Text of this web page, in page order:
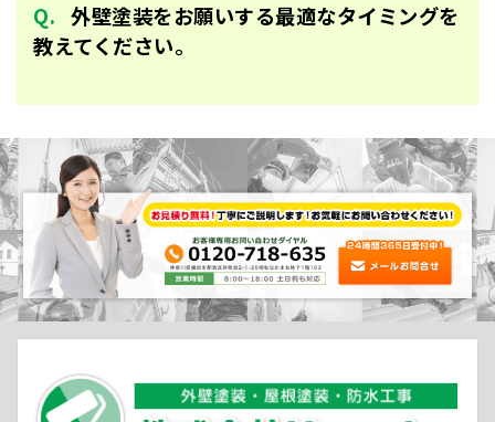
外壁塗装をお願いする最適なタイミングを
教えてください。